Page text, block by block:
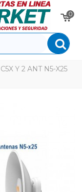
0
Y 2 ANT N5-X25